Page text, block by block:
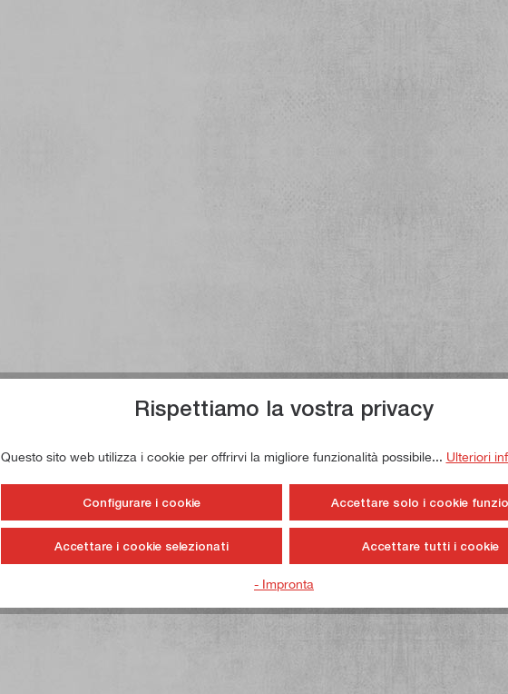
Rispettiamo la vostra privacy
Questo sito web utilizza i cookie per offrirvi la migliore funzionalità possibile... Ulteriori
Configurare i cookie Accettare solo i cookie
Accettare i cookie selezionati Accettare tutti i cookie
- Impronta